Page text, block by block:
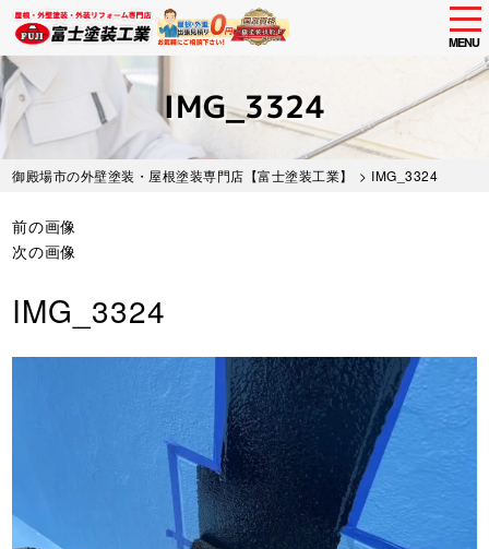
Skip
to
main
content
MENU
IMG_3324
御殿場市の外壁塗装・屋根塗装専門店【富士塗装工業】 > IMG_3324
前の画像
次の画像
IMG_3324